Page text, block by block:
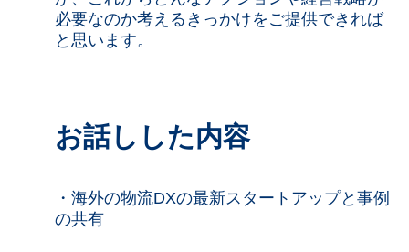
必要なのか考えるきっかけをご提供できれば
と思います。
お話しした内容
・海外の物流DXの最新スタートアップと事例
の共有